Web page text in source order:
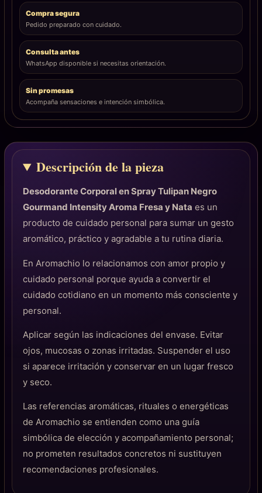
Compra segura
Pedido preparado con cuidado.
Consulta antes
WhatsApp disponible si necesitas orientación.
Sin promesas
Acompaña sensaciones e intención simbólica.
Descripción de la pieza
Desodorante Corporal en Spray Tulipan Negro
Gourmand Intensity Aroma Fresa y Nata es un
producto de cuidado personal para sumar un gesto
aromático, práctico y agradable a tu rutina diaria.
En Aromachio lo relacionamos con amor propio y
cuidado personal porque ayuda a convertir el
cuidado cotidiano en un momento más consciente y
personal.
Aplicar según las indicaciones del envase. Evitar
ojos, mucosas o zonas irritadas. Suspender el uso
si aparece irritación y conservar en un lugar fresco
y seco.
Las referencias aromáticas, rituales o energéticas
de Aromachio se entienden como una guía
simbólica de elección y acompañamiento personal;
no prometen resultados concretos ni sustituyen
recomendaciones profesionales.